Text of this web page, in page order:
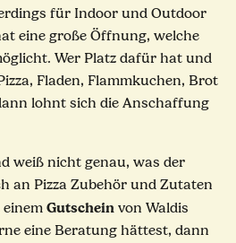
für Indoor und Outdoor
eine große Öffnung, welche
Wer Platz dafür hat und
Fladen, Flammkuchen, Brot
lohnt sich die Anschaffung
weiß nicht genau, was der
an Pizza Zubehör und Zutaten
Gutschein von Waldis
eine Beratung hättest, dann